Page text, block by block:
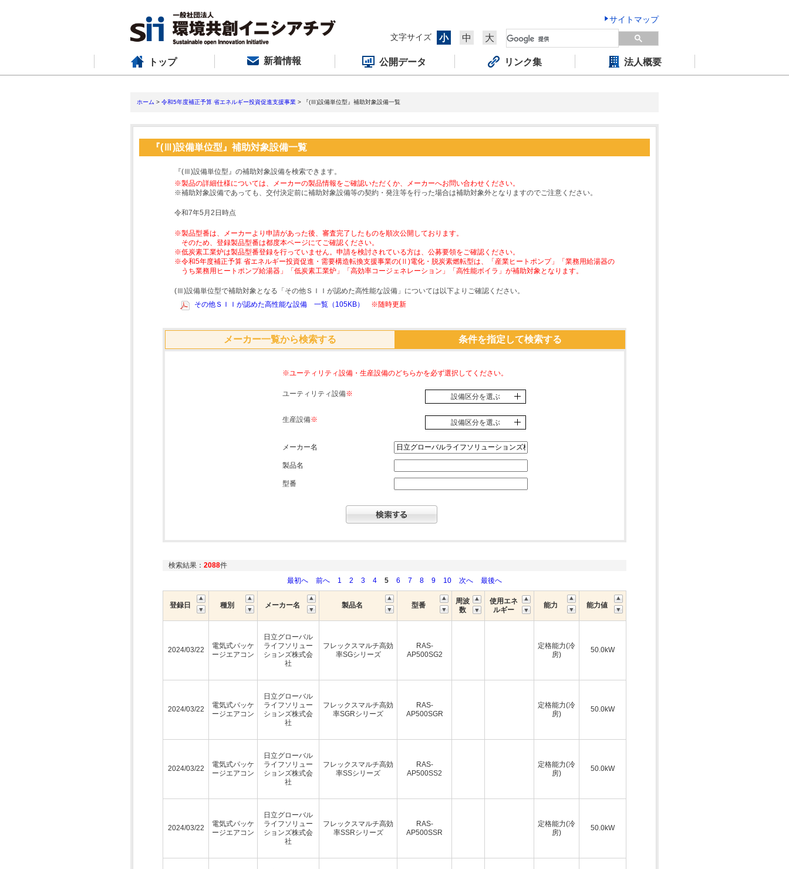
サイトマップ
文字サイズ
小 中 大
トップ 新着情報 公開データ リンク集 法人概要
ホーム > 令和5年度補正予算 省エネルギー投資促進支援事業 > 『(Ⅲ)設備単位型』補助対象設備一覧
『(Ⅲ)設備単位型』補助対象設備一覧
『(Ⅲ)設備単位型』の補助対象設備を検索できます。
※製品の詳細仕様については、メーカーの製品情報をご確認いただくか、メーカーへお問い合わせください。
※補助対象設備であっても、交付決定前に補助対象設備等の契約・発注等を行った場合は補助対象外となりますのでご注意ください。
令和7年5月2日時点
※製品型番は、メーカーより申請があった後、審査完了したものを順次公開しております。
そのため、登録製品型番は都度本ページにてご確認ください。
※低炭素工業炉は製品型番登録を行っていません。申請を検討されている方は、公募要領をご確認ください。
※令和5年度補正予算 省エネルギー投資促進・需要構造転換支援事業の(Ⅱ)電化・脱炭素燃転型は、「産業ヒートポンプ」「業務用給湯器の
うち業務用ヒートポンプ給湯器」「低炭素工業炉」「高効率コージェネレーション」「高性能ボイラ」が補助対象となります。
(Ⅲ)設備単位型で補助対象となる「その他ＳＩＩが認めた高性能な設備」については以下よりご確認ください。
その他ＳＩＩが認めた高性能な設備 一覧（105KB）
※随時更新
メーカー一覧から検索する 条件を指定して検索する
※ユーティリティ設備・生産設備のどちらかを必ず選択してください。
ユーティリティ設備※ 設備区分を選ぶ
生産設備※ 設備区分を選ぶ
メーカー名
製品名
型番
検索結果： 2088件
最初へ
前へ 1 2 3 4 5 6 7 8 9 10 次へ 最後へ
登録日 種別 メーカー名 製品名 型番
周波
数
使用エネ
ルギー
能力 能力値
2024/03/22
電気式パッケ
ージエアコン
日立グローバル
ライフソリュー
ションズ株式会
社
フレックスマルチ高効
率SGシリーズ
RAS-
AP500SG2
定格能力(冷
房)
50.0kW
2024/03/22
電気式パッケ
ージエアコン
日立グローバル
ライフソリュー
ションズ株式会
社
フレックスマルチ高効
率SGRシリーズ
RAS-
AP500SGR
定格能力(冷
房)
50.0kW
2024/03/22
電気式パッケ
ージエアコン
日立グローバル
ライフソリュー
ションズ株式会
社
フレックスマルチ高効
率SSシリーズ
RAS-
AP500SS2
定格能力(冷
房)
50.0kW
2024/03/22
電気式パッケ
ージエアコン
日立グローバル
ライフソリュー
ションズ株式会
社
フレックスマルチ高効
率SSRシリーズ
RAS-
AP500SSR
定格能力(冷
房)
50.0kW